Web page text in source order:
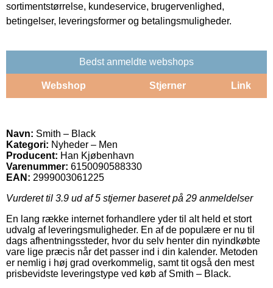
sortimentstørrelse, kundeservice, brugervenlighed,
betingelser, leveringsformer og betalingsmuligheder.
Bedst anmeldte webshops
Webshop Stjerner Link
Navn: Smith – Black
Kategori: Nyheder – Men
Producent: Han Kjøbenhavn
Varenummer: 6150090588330
EAN: 2999003061225
Vurderet til 3.9 ud af 5 stjerner baseret på 29 anmeldelser
En lang række internet forhandlere yder til alt held et stort
udvalg af leveringsmuligheder. En af de populære er nu til
dags afhentningssteder, hvor du selv henter din nyindkøbte
vare lige præcis når det passer ind i din kalender. Metoden
er nemlig i høj grad overkommelig, samt tit også den mest
prisbevidste leveringstype ved køb af Smith – Black.